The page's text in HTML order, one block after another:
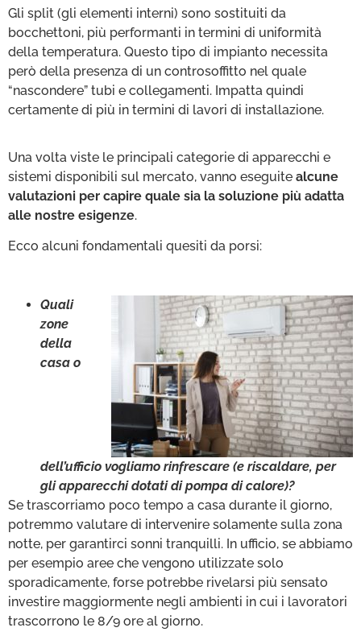
Gli split (gli elementi interni) sono sostituiti da
bocchettoni, più performanti in termini di uniformità
della temperatura. Questo tipo di impianto necessita
però della presenza di un controsoffitto nel quale
“nascondere” tubi e collegamenti. Impatta quindi
certamente di più in termini di lavori di installazione.
Una volta viste le principali categorie di apparecchi e
sistemi disponibili sul mercato, vanno eseguite alcune
valutazioni per capire quale sia la soluzione più adatta
alle nostre esigenze.
Ecco alcuni fondamentali quesiti da porsi:
Quali
zone
della
casa o
dell’ufficio vogliamo rinfrescare (e riscaldare, per
gli apparecchi dotati di pompa di calore)?
Se trascorriamo poco tempo a casa durante il giorno,
potremmo valutare di intervenire solamente sulla zona
notte, per garantirci sonni tranquilli. In ufficio, se abbiamo
per esempio aree che vengono utilizzate solo
sporadicamente, forse potrebbe rivelarsi più sensato
investire maggiormente negli ambienti in cui i lavoratori
trascorrono le 8/9 ore al giorno.